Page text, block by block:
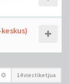
14 viestiketjua